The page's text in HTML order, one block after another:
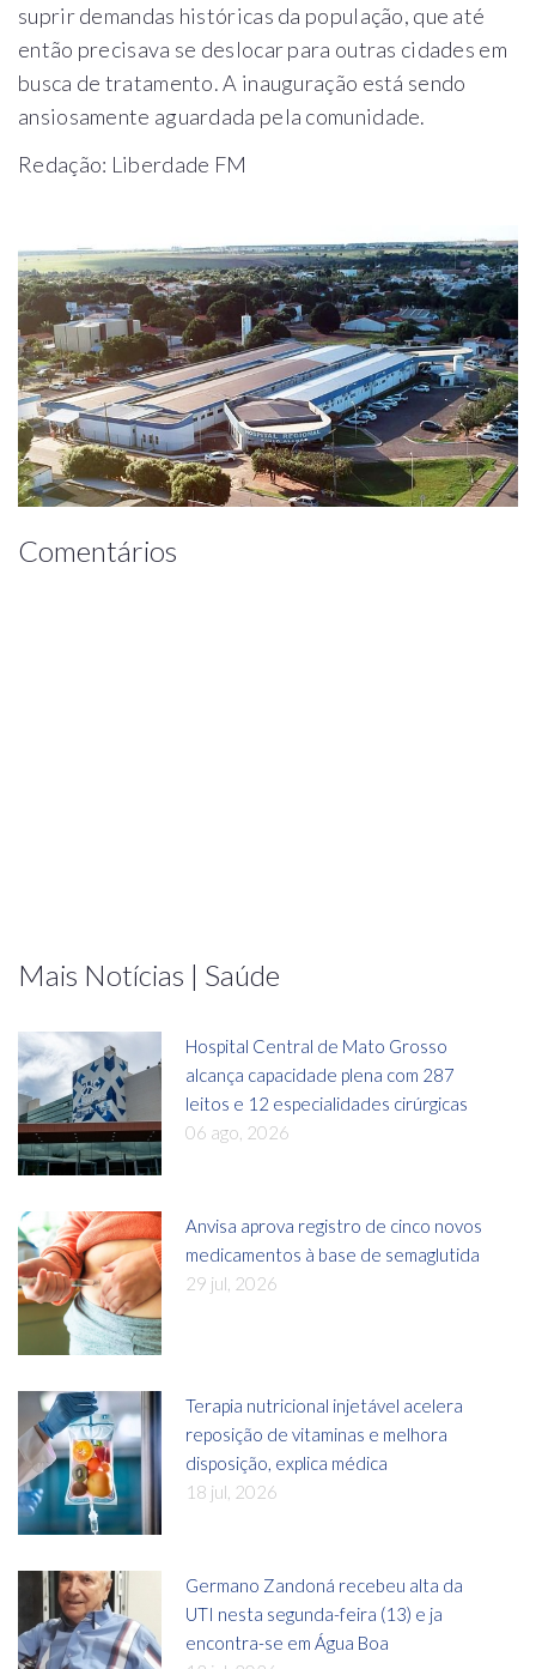
suprir demandas históricas da população, que até
então precisava se deslocar para outras cidades em
busca de tratamento. A inauguração está sendo
ansiosamente aguardada pela comunidade.
Redação: Liberdade FM
Comentários
Mais Notícias | Saúde
Hospital Central de Mato Grosso
alcança capacidade plena com 287
leitos e 12 especialidades cirúrgicas
06 ago, 2026
Anvisa aprova registro de cinco novos
medicamentos à base de semaglutida
29 jul, 2026
Terapia nutricional injetável acelera
reposição de vitaminas e melhora
disposição, explica médica
18 jul, 2026
Germano Zandoná recebeu alta da
UTI nesta segunda-feira (13) e ja
encontra-se em Água Boa